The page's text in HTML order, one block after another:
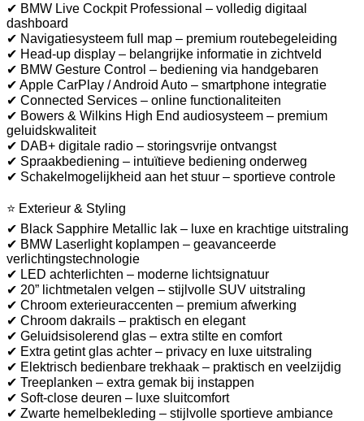
✔ BMW Live Cockpit Professional – volledig digitaal
dashboard
✔ Navigatiesysteem full map – premium routebegeleiding
✔ Head-up display – belangrijke informatie in zichtveld
✔ BMW Gesture Control – bediening via handgebaren
✔ Apple CarPlay / Android Auto – smartphone integratie
✔ Connected Services – online functionaliteiten
✔ Bowers & Wilkins High End audiosysteem – premium
geluidskwaliteit
✔ DAB+ digitale radio – storingsvrije ontvangst
✔ Spraakbediening – intuïtieve bediening onderweg
✔ Schakelmogelijkheid aan het stuur – sportieve controle
⭐ Exterieur & Styling
✔ Black Sapphire Metallic lak – luxe en krachtige uitstraling
✔ BMW Laserlight koplampen – geavanceerde
verlichtingstechnologie
✔ LED achterlichten – moderne lichtsignatuur
✔ 20” lichtmetalen velgen – stijlvolle SUV uitstraling
✔ Chroom exterieuraccenten – premium afwerking
✔ Chroom dakrails – praktisch en elegant
✔ Geluidsisolerend glas – extra stilte en comfort
✔ Extra getint glas achter – privacy en luxe uitstraling
✔ Elektrisch bedienbare trekhaak – praktisch en veelzijdig
✔ Treeplanken – extra gemak bij instappen
✔ Soft-close deuren – luxe sluitcomfort
✔ Zwarte hemelbekleding – stijlvolle sportieve ambiance